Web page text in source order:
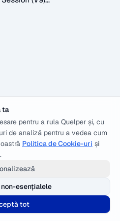
ta
pentru a rula Quelper și, cu
de analiză pentru a vedea cum
Politica de Cookie-uri și
.
esențialele
tot